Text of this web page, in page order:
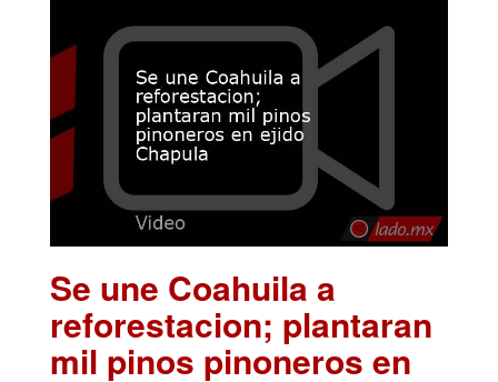
Se une Coahuila a
reforestacion; plantaran
mil pinos pinoneros en